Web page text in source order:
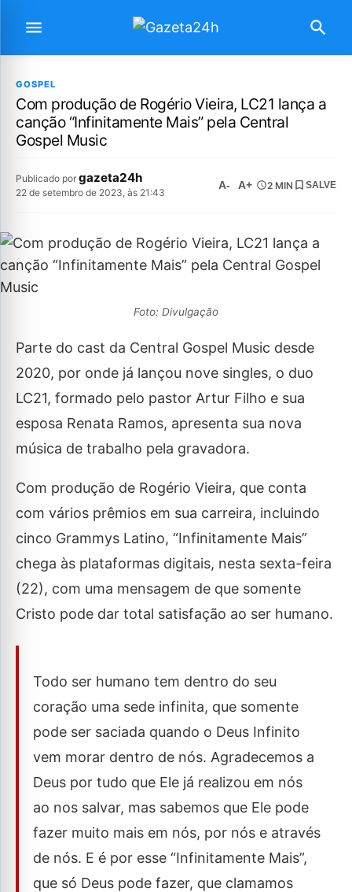
GOSPEL
Com produção de Rogério Vieira, LC21 lança a
canção “Infinitamente Mais” pela Central
Gospel Music
Publicado por gazeta24h
22 de setembro de 2023, às 21:43
A- A+ 2 MIN SALVE
Foto: Divulgação
Parte do cast da Central Gospel Music desde
2020, por onde já lançou nove singles, o duo
LC21, formado pelo pastor Artur Filho e sua
esposa Renata Ramos, apresenta sua nova
música de trabalho pela gravadora.
Com produção de Rogério Vieira, que conta
com vários prêmios em sua carreira, incluindo
cinco Grammys Latino, “Infinitamente Mais”
chega às plataformas digitais, nesta sexta-feira
(22), com uma mensagem de que somente
Cristo pode dar total satisfação ao ser humano.
Todo ser humano tem dentro do seu
coração uma sede infinita, que somente
pode ser saciada quando o Deus Infinito
vem morar dentro de nós. Agradecemos a
Deus por tudo que Ele já realizou em nós
ao nos salvar, mas sabemos que Ele pode
fazer muito mais em nós, por nós e através
de nós. E é por esse “Infinitamente Mais”,
que só Deus pode fazer, que clamamos